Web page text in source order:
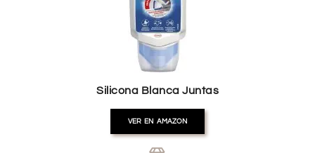
Silicona Blanca Juntas
VER EN AMAZON